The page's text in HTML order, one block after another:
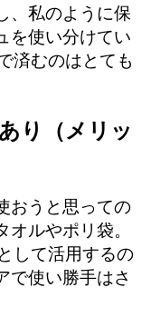
、私のように保
を使い分けてい
済むのはとても
り（メリッ
おうと思っての
オルやポリ袋。
して活用するの
で使い勝手はさ